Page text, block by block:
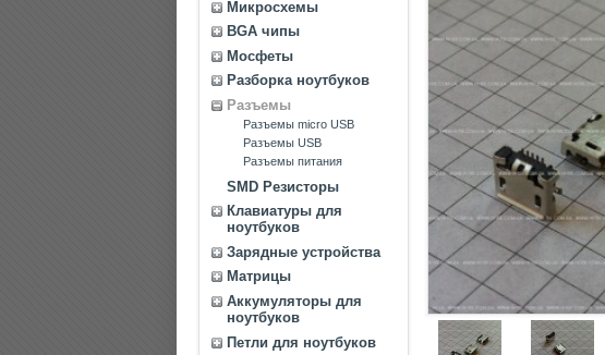
Микросхемы
BGA чипы
Мосфеты
Разборка ноутбуков
Разъемы
Разъемы micro USB
Разъемы USB
Разъемы питания
SMD Резисторы
Клавиатуры для
ноутбуков
Зарядные устройства
Матрицы
Аккумуляторы для
ноутбуков
Петли для ноутбуков